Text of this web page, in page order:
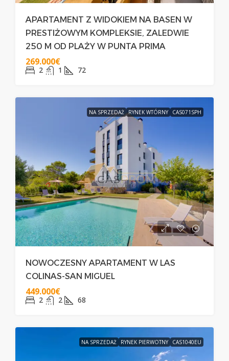
APARTAMENT Z WIDOKIEM NA BASEN W
PRESTIŻOWYM KOMPLEKSIE, ZALEDWIE
250 M OD PLAŻY W PUNTA PRIMA
269.000€
2 1 72
NA SPRZEDAŻ RYNEK WTÓRNY CAS071SPH
NOWOCZESNY APARTAMENT W LAS
COLINAS-SAN MIGUEL
449.000€
2 2 68
NA SPRZEDAŻ RYNEK PIERWOTNY CAS1040EU